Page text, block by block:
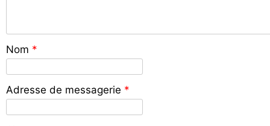
Nom *
Adresse de messagerie *